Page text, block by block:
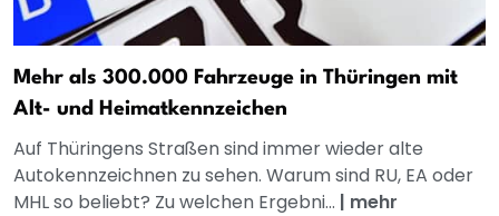
Mehr als 300.000 Fahrzeuge in Thüringen mit
Alt- und Heimatkennzeichen
Auf Thüringens Straßen sind immer wieder alte
Autokennzeichnen zu sehen. Warum sind RU, EA oder
MHL so beliebt? Zu welchen Ergebni... | mehr